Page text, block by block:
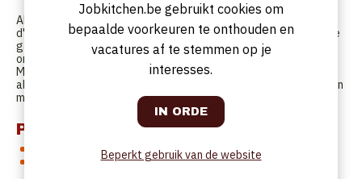
Als ontbijtmedewerker werk je onder het toezicht van de Maitre
d'hotel, waarbij je nauw samenwerkt om ervoor te zorgen dat de
gasten een onvergetelijke ervaring hebben tijdens hun verblijf in
ons etablissement.
Met jouw gastvrije en attente houding draag je bij aan de
algehele gasttevredenheid en help je mee om van het ontbijt een
memorabel moment te maken voor onze gewaardeerde gasten.
Profiel
Minimaal enkele jaren ervaring in de bediening.
Bereidheid om vroeg op te staan en efficiënt te werken in de
Jobkitchen.be gebruikt cookies om
bepaalde voorkeuren te onthouden en
vacatures af te stemmen op je
interesses.
Beperkt gebruik van de website